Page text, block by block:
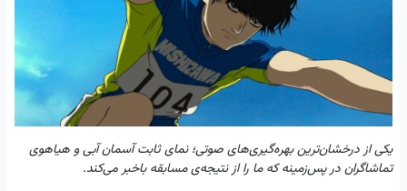
یکی از درخشان‌ترین بهره‌گیری‌های صوتی؛ نمای ثابت آسمان آبی و هیاهوی
تماشاگران در پس‌زمینه که ما را از نتیجه‌ی مسابقه باخبر می‌کند.